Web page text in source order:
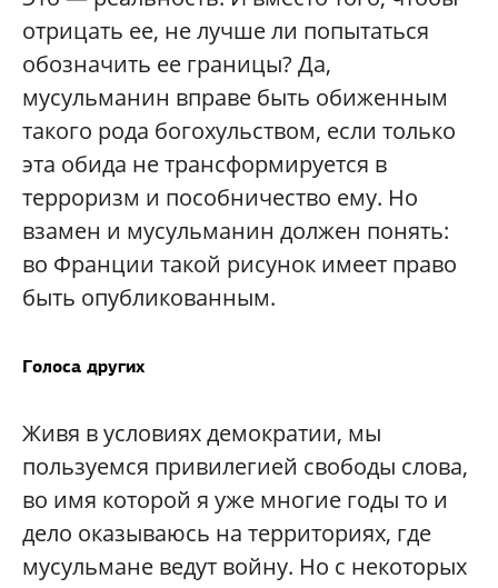
отрицать ее, не лучше ли попытаться
обозначить ее границы? Да,
мусульманин вправе быть обиженным
такого рода богохульством, если только
эта обида не трансформируется в
терроризм и пособничество ему. Но
взамен и мусульманин должен понять:
во Франции такой рисунок имеет право
быть опубликованным.
Голоса других
Живя в условиях демократии, мы
пользуемся привилегией свободы слова,
во имя которой я уже многие годы то и
дело оказываюсь на территориях, где
мусульмане ведут войну. Но с некоторых